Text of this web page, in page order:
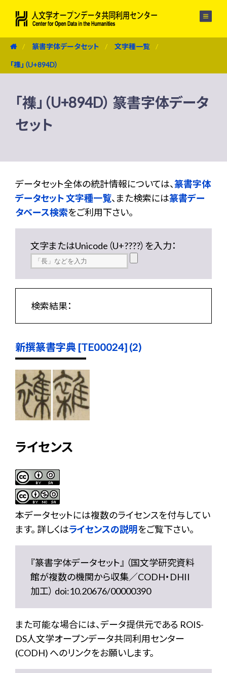
篆書字体データセット 文字種一覧
「襍」（U+894D）
「襍」（U+894D） 篆書字体データ
セット
データセット全体の統計情報については、篆書字体
データセット 文字種一覧、また検索には篆書デー
タベース検索をご利用下さい。
文字またはUnicode（U+????）を入力：
検索結果：
新撰篆書字典 [TE00024] (2)
ライセンス
本データセットには複数のライセンスを付与してい
ます。 詳しくはライセンスの説明をご覧下さい。
『篆書字体データセット』 （国文学研究資料
館が複数の機関から収集／CODH・DHII
加工） doi:10.20676/00000390
また可能な場合には、データ提供元である ROIS-
DS人文学オープンデータ共同利用センター
(CODH) へのリンクをお願いします。